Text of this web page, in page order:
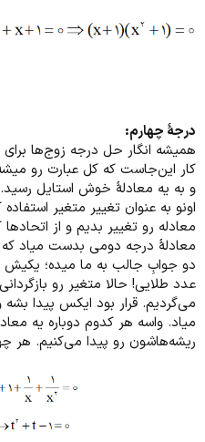
درجۀ چهارم:
همیشه انگار حل درجه زوج‌ها
کار این‌جاست که کل عبارت رو
و به یه معادلۀ خوش استایل
اونو به عنوان تغییر متغیر
معادله رو تغییر بدیم و از
معادلۀ درجه دومی بدست میاد
دو جوابِ جالب به ما میده؛
عدد طلایی! حالا متغیر رو
می‌گردیم. قرار بود ایکس پیدا
میاد. واسه هر کدوم دوباره یه
ریشه‌هاشون رو پیدا می‌کنیم. هر